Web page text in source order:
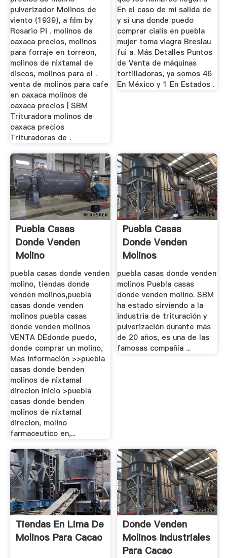
pulverizador Molinos de
viento (1939), a film by
Rosario Pi . molinos de
oaxaca precios, molinos
para forraje en torreon,
molinos de nixtamal de
discos, molinos para el .
venta de molinos para cafe
en oaxaca molinos de
oaxaca precios | SBM
Trituradora molinos de
oaxaca precios
Trituradoras de .
En el caso de mi salida de
y si una donde puedo
comprar cialis en puebla
mujer toma viagra Breslau
fui a. Más Detalles Puntos
de Venta de máquinas
tortilladoras, ya somos 46
En México y 1 En Estados .
Puebla Casas
Donde Venden
Molino
puebla casas donde venden
molino, tiendas donde
venden molinos,puebla
casas donde venden
molinos puebla casas
donde venden molinos
VENTA DEdonde puedo,
donde comprar un molino,
Más información >>puebla
casas donde benden
molinos de nixtamal
direcion Inicio >puebla
casas donde benden
molinos de nixtamal
direcion, molino
farmaceutico en,...
Puebla Casas
Donde Venden
Molinos
puebla casas donde venden
molinos Puebla casas
donde venden molino. SBM
ha estado sirviendo a la
industria de trituración y
pulverización durante más
de 20 años, es una de las
famosas compañía ...
Tiendas En Lima De
Molinos Para Cacao
Donde Venden
Molinos Industriales
Para Cacao